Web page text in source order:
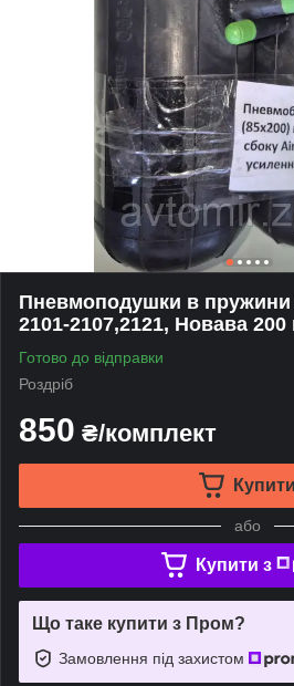
Пневмоподушки в пружини
2101-2107,2121, Новава
Готово до відправки
Роздріб
850 ₴/комплект
Купити
або
Купити з
Що таке купити з Пром?
Замовлення під захистом